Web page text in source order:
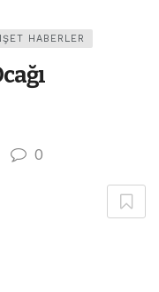
HABERLER
0